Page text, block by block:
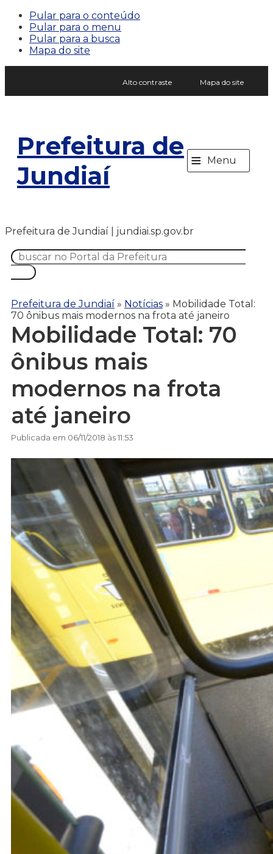
Pular para o conteúdo
Pular para o menu
Pular para a busca
Mapa do site
Alto contraste Mapa do site
Prefeitura de
Jundiaí
≡ Menu
Prefeitura de Jundiaí | jundiai.sp.gov.br
Prefeitura de Jundiaí » Notícias » Mobilidade Total:
70 ônibus mais modernos na frota até janeiro
Mobilidade Total: 70
ônibus mais
modernos na frota
até janeiro
Publicada em 06/11/2018 às 11:53